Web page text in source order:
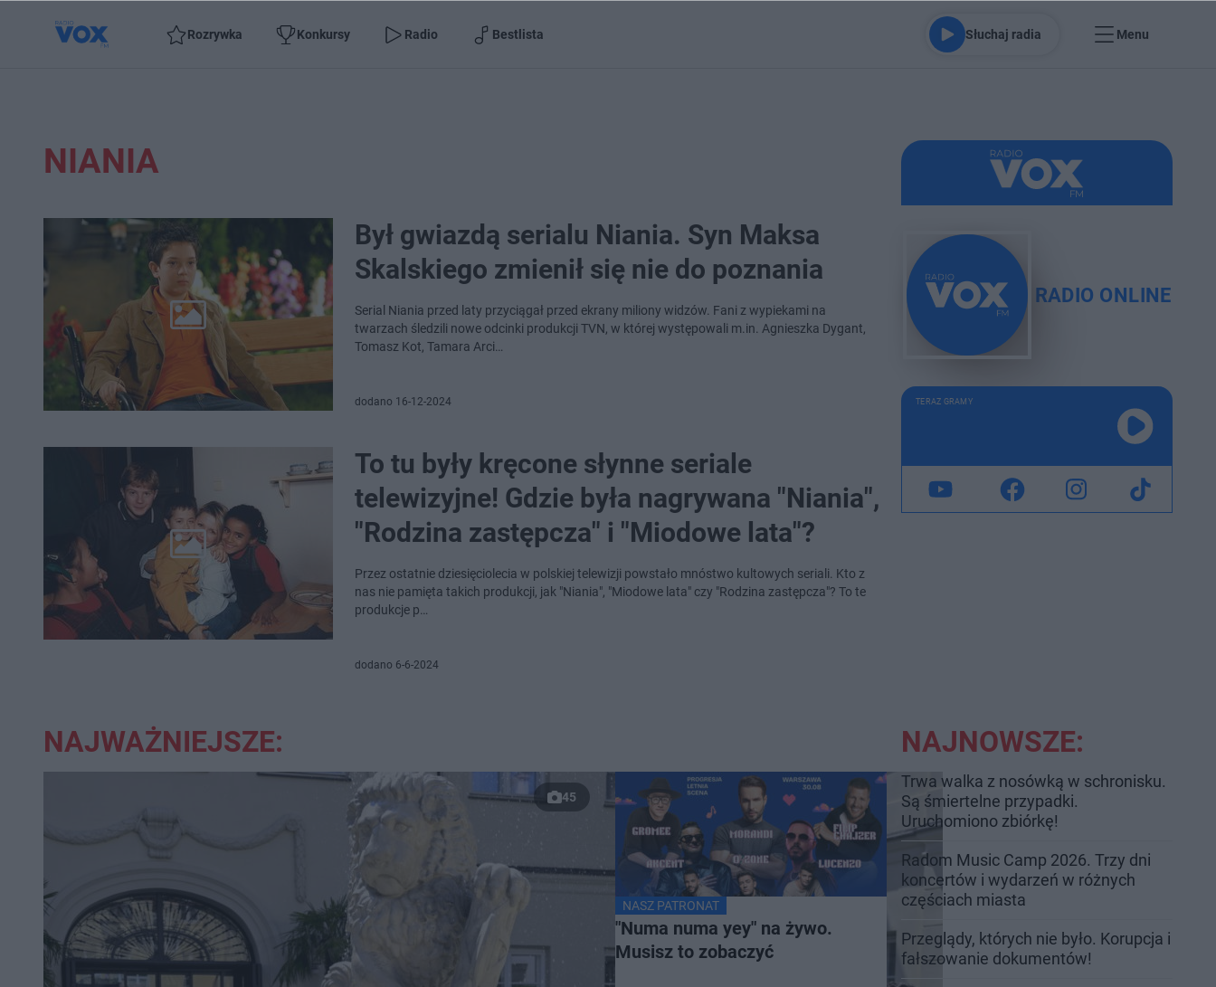
Rozrywka Konkursy Radio Bestlista Słuchaj radia Menu
NIANIA
Był gwiazdą serialu Niania. Syn Maksa
Skalskiego zmienił się nie do poznania
Serial Niania przed laty przyciągał przed ekrany miliony widzów. Fani z wypiekami na
twarzach śledzili nowe odcinki produkcji TVN, w której występowali m.in. Agnieszka Dygant,
Tomasz Kot, Tamara Arci…
dodano 16-12-2024
To tu były kręcone słynne seriale
telewizyjne! Gdzie była nagrywana "Niania",
"Rodzina zastępcza" i "Miodowe lata"?
Przez ostatnie dziesięciolecia w polskiej telewizji powstało mnóstwo kultowych seriali. Kto z
nas nie pamięta takich produkcji, jak "Niania", "Miodowe lata" czy "Rodzina zastępcza"? To te
produkcje p…
dodano 6-6-2024
RADIO ONLINE
TERAZ GRAMY
NAJWAŻNIEJSZE:
45
NASZ PATRONAT
"Numa numa yey" na żywo.
Musisz to zobaczyć
NAJNOWSZE:
Trwa walka z nosówką w schronisku.
Są śmiertelne przypadki.
Uruchomiono zbiórkę!
Radom Music Camp 2026. Trzy dni
koncertów i wydarzeń w różnych
częściach miasta
Przeglądy, których nie było. Korupcja i
fałszowanie dokumentów!